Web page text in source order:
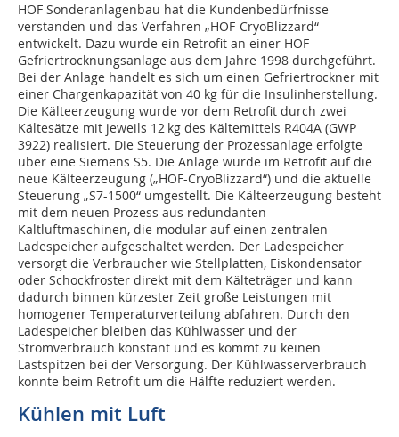
HOF Sonderanlagenbau hat die Kundenbedürfnisse
verstanden und das Verfahren „HOF-CryoBlizzard“
entwickelt. Dazu wurde ein Retrofit an einer HOF-
Gefriertrocknungsanlage aus dem Jahre 1998 durchgeführt.
Bei der Anlage handelt es sich um einen Gefriertrockner mit
einer Chargenkapazität von 40 kg für die Insulinherstellung.
Die Kälteerzeugung wurde vor dem Retrofit durch zwei
Kältesätze mit jeweils 12 kg des Kältemittels R404A (GWP
3922) realisiert. Die Steuerung der Prozessanlage erfolgte
über eine Siemens S5. Die Anlage wurde im Retrofit auf die
neue Kälteerzeugung („HOF-CryoBlizzard“) und die aktuelle
Steuerung „S7-1500“ umgestellt. Die Kälteerzeugung besteht
mit dem neuen Prozess aus redundanten
Kaltluftmaschinen, die modular auf einen zentralen
Ladespeicher aufgeschaltet werden. Der Ladespeicher
versorgt die Verbraucher wie Stellplatten, Eiskondensator
oder Schockfroster direkt mit dem Kälteträger und kann
dadurch binnen kürzester Zeit große Leistungen mit
homogener Temperaturverteilung abfahren. Durch den
Ladespeicher bleiben das Kühlwasser und der
Stromverbrauch konstant und es kommt zu keinen
Lastspitzen bei der Versorgung. Der Kühlwasserverbrauch
konnte beim Retrofit um die Hälfte reduziert werden.
Kühlen mit Luft